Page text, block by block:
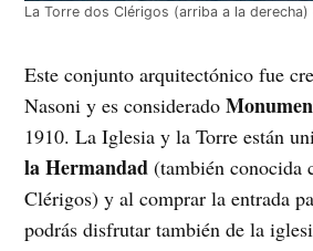
La Torre dos Clérigos (arriba a la derecha)
Este conjunto arquitectónico fue
Nasoni y es considerado
1910. La Iglesia y la Torre están
la Hermandad(también conocida
Clérigos) y al comprar la entrada
podrás disfrutar también de la